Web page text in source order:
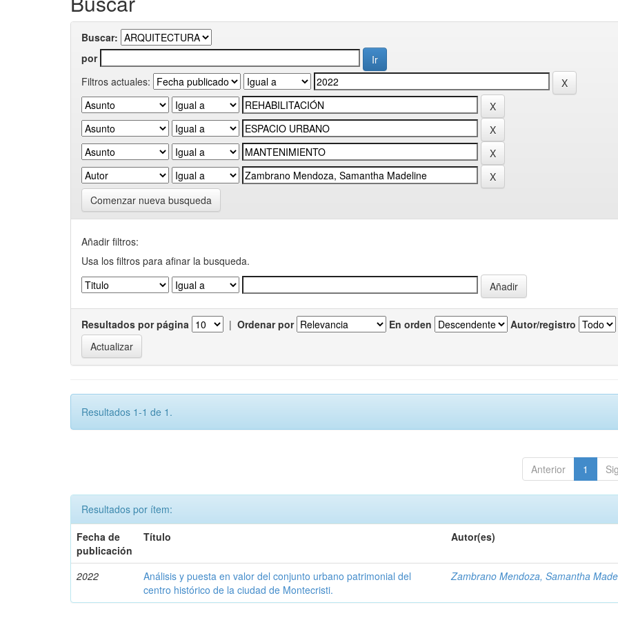
Buscar:
por
Filtros actuales:
Comenzar nueva busqueda
Añadir filtros:
Usa los filtros para afinar la busqueda.
Resultados por página | Ordenar por En orden Autor/registro
Resultados 1-1 de 1.
Anterior 1
Resultados por ítem:
Fecha de
publicación
Título Autor(es)
2022
Análisis y puesta en valor del conjunto urbano patrimonial del
centro histórico de la ciudad de Montecristi.
Zambrano Mendoza, Samantha